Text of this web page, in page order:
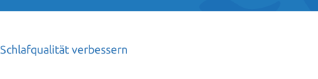
Schlafqualität verbessern